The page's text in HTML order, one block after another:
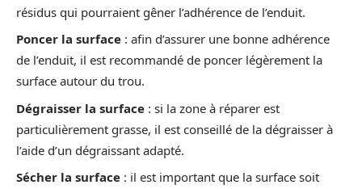
résidus qui pourraient gêner l’adhérence de l’enduit.
Poncer la surface : afin d’assurer une bonne adhérence
de l’enduit, il est recommandé de poncer légèrement la
surface autour du trou.
Dégraisser la surface : si la zone à réparer est
particulièrement grasse, il est conseillé de la dégraisser à
l’aide d’un dégraissant adapté.
Sécher la surface : il est important que la surface soit